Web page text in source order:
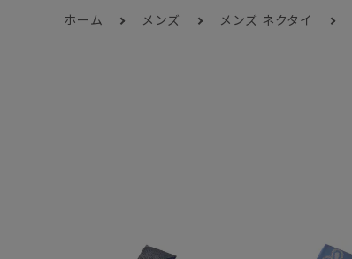
ホーム メンズ メンズ ネクタイ